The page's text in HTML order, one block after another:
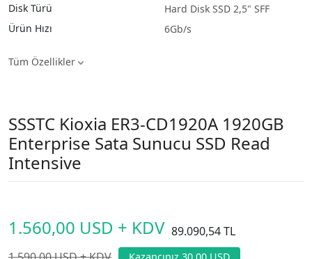
Disk Türü
Hard Disk SSD 2,5" SFF
Ürün Hızı
6Gb/s
Tüm Özellikler
SSSTC Kioxia ER3-CD1920A 1920GB
Enterprise Sata Sunucu SSD Read
Intensive
89.090,54 TL
1.560,00 USD + KDV